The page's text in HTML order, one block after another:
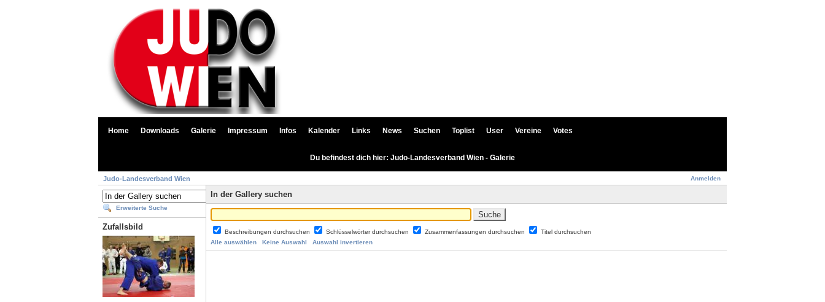
Home Downloads Galerie Impressum Infos Kalender Links News Suchen Toplist User Vereine Votes
Du befindest dich hier: Judo-Landesverband Wien - Galerie
Anmelden
Judo-Landesverband Wien
Erweiterte Suche
Zufallsbild
In der Gallery suchen
Beschreibungen durchsuchen Schlüsselwörter durchsuchen Zusammenfassungen durchsuchen
Titel durchsuchen
Alle auswählen
Keine Auswahl Auswahl invertieren